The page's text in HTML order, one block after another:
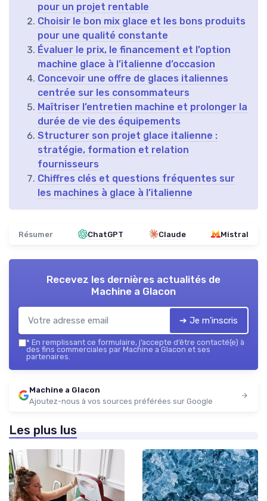
pour un projet rentable
Choisir le bon mix glace et les bons produits
pour une qualité constante
Évaluer le prix, le financement et l’option
machine glace à l’italienne d’occasion
Concevoir une offre de glaces italiennes
centrée sur les consommateurs
Maîtriser l’entretien machine et prolonger la
durée de vie des équipements
Structurer son projet glace italienne :
stratégie, formation et relation
fournisseurs
Chiffres clés et questions fréquentes sur
les machines à glace à l’italienne
Résumer ChatGPT Claude Mistral
Recevez les dernières actualités de
Machine a Glacon
➔ Je m'inscris
* En remplissant ce formulaire, j’accepte d’être contacté(e) à
des fins commerciales par Machine a Glacon et ses
partenaires.
Machine a Glacon
Ajoutez-nous à vos sources préférées sur Google
Les plus lus